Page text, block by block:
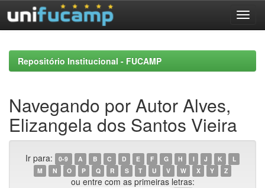
navigationRepositório Institucional - FUCAMP
Navegando por Autor Alves,
Elizangela dos Santos Vieira
Ir para: 0-9 A B C D E F G H I J K
L
M
N O P Q R S T U V W X Y Z
ou entre com as primeiras letras: